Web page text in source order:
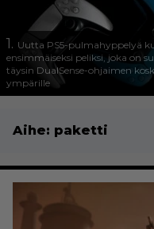
1. Uutta PS5-pulmahyppelyä
ensimmäiseksi peliksi, joka on
täysin DualSense-ohjaimen
ympärille
Aihe: paketti